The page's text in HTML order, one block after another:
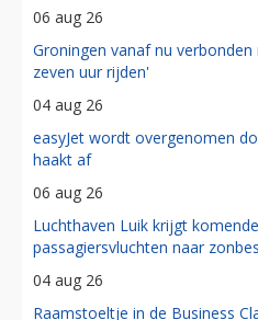
06 aug 26
Groningen vanaf nu
zeven uur rijden'
04 aug 26
easyJet wordt overgenomen
haakt af
06 aug 26
Luchthaven Luik krijgt
passagiersvluchten naar
04 aug 26
Raamstoeltje in de Business